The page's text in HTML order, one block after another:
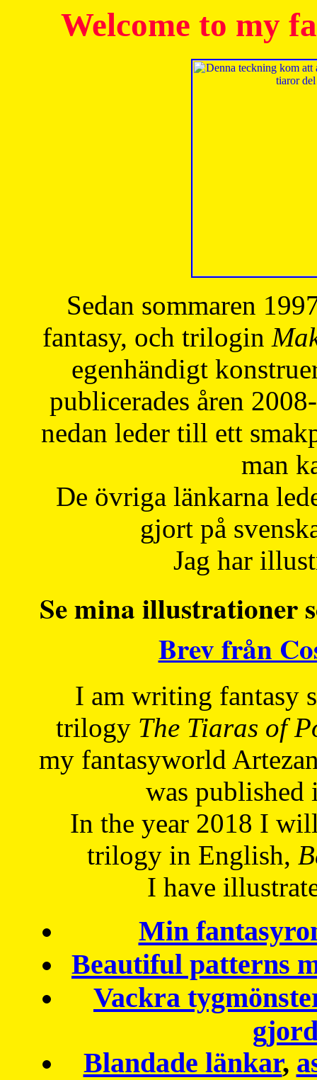
Welcome to my
Sedan sommaren
fantasy, och trilogin
egenhändigt
publicerades åren
nedan leder till ett
man
De övriga länkarna
gjort på
Jag har
Se mina illustrationer
Brev från
I am writing fantasy
trilogy The Tiaras of
my fantasyworld
was published
In the year 2018 I
trilogy in English,
I have
Min
Beautiful patterns
Vackra
Blandade länkar,